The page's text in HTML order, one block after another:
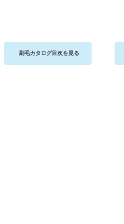
刷毛カタログ目次を見る